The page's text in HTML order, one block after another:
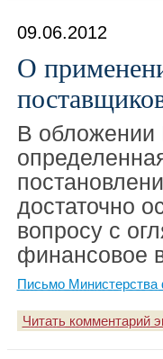
09.06.2012
О
В
достаточно
вопросу с
финансовое
Письмо
Читать комментарий